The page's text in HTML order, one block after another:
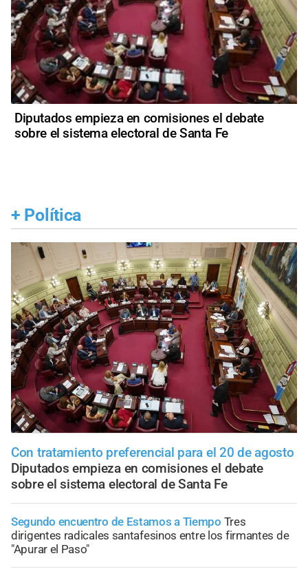
Diputados empieza en comisiones el debate
sobre el sistema electoral de Santa Fe
+ Política
Con tratamiento preferencial para el 20 de agosto
Diputados empieza en comisiones el debate
sobre el sistema electoral de Santa Fe
Segundo encuentro de Estamos a Tiempo Tres
dirigentes radicales santafesinos entre los firmantes de
"Apurar el Paso"